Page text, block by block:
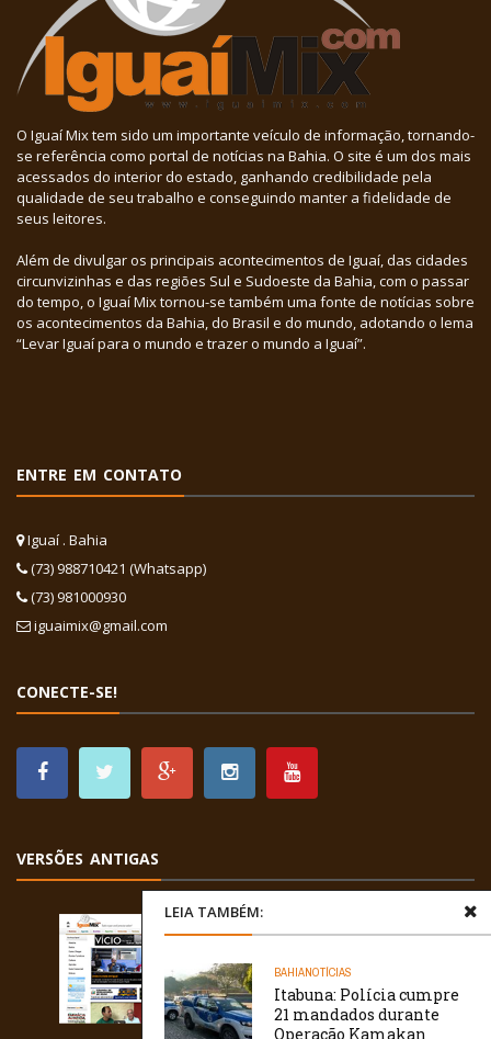
LEIA TAMBÉM:
BAHIANOTÍCIAS
Itabuna: Polícia cumpre
21 mandados durante
Operação Kamakan
O Iguaí Mix tem sido um importante veículo de informação, tornando-
se referência como portal de notícias na Bahia. O site é um dos mais
acessados do interior do estado, ganhando credibilidade pela
qualidade de seu trabalho e conseguindo manter a fidelidade de
seus leitores.
Além de divulgar os principais acontecimentos de Iguaí, das cidades
circunvizinhas e das regiões Sul e Sudoeste da Bahia, com o passar
do tempo, o Iguaí Mix tornou-se também uma fonte de notícias sobre
os acontecimentos da Bahia, do Brasil e do mundo, adotando o lema
“Levar Iguaí para o mundo e trazer o mundo a Iguaí”.
ENTRE EM CONTATO
Iguaí . Bahia
(73) 988710421 (Whatsapp)
(73) 981000930
iguaimix@gmail.com
CONECTE-SE!
VERSÕES ANTIGAS